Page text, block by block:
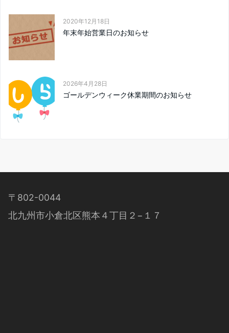
2020年12月18日
年末年始営業日のお知らせ
2026年4月28日
ゴールデンウィーク休業期間のお知らせ
〒802-0044
北九州市小倉北区熊本４丁目２−１７